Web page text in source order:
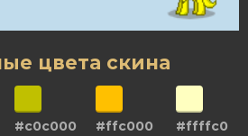
цвета скина
#c0c000 #ffc000 #ffffc0